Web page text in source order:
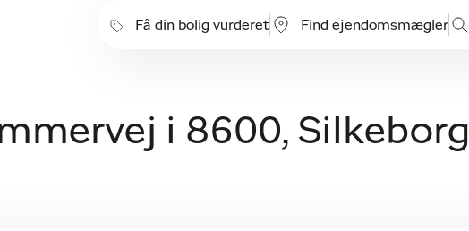
Få din bolig vurderet Find ejendomsmægler
i 8600, Silkeborg